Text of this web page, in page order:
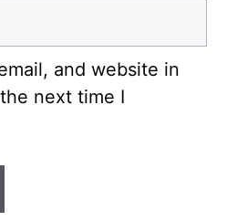
and website in
next time I